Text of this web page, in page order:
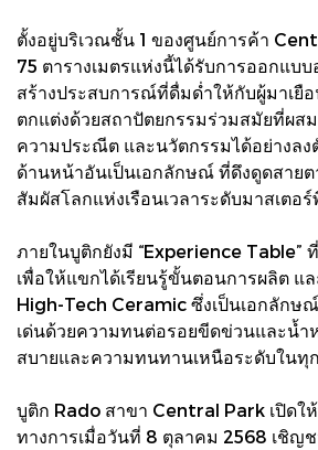
ตั้งอยู่บริเวณชั้น 1 ของศูนย์การค้า
75 ตารางเมตรแห่งนี้ได้รับการออกแบ
สร้างประสบการณ์ที่ดื่มด่ำให้กับผู้มาเยื
ตกแต่งด้วยสถาปัตยกรรมร่วมสมัยที่ผส
ความประณีต และนวัตกรรมได้อย่างลง
ด้านหน้าอันเป็นเอกลักษณ์ ที่ดึงดูดสาย
สัมผัสโลกแห่งเรือนเวลาระดับมาสเตอ
ภายในบูติกยังมี “Experience Table”
เพื่อให้แขกได้เรียนรู้ขั้นตอนการผลิต แ
High-Tech Ceramic ซึ่งเป็นเอกลักษ
เด่นด้วยความทนต่อรอยขีดข่วนและน้ำ
สบายและความทนทานเหนือระดับในทุก
บูติก Rado สาขา Central Park เปิดใ
ทางการเมื่อวันที่ 8 ตุลาคม 2568 เชิญ